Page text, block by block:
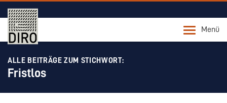
Menü
ALLE BEITRÄGE ZUM STICHWORT:
Fristlos